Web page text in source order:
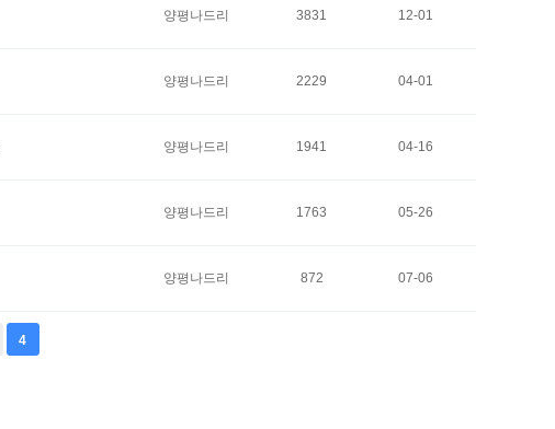
양평나드리 3831 12-01
양평나드리 2229 04-01
양평나드리 1941 04-16
양평나드리 1763 05-26
양평나드리 872 07-06
4